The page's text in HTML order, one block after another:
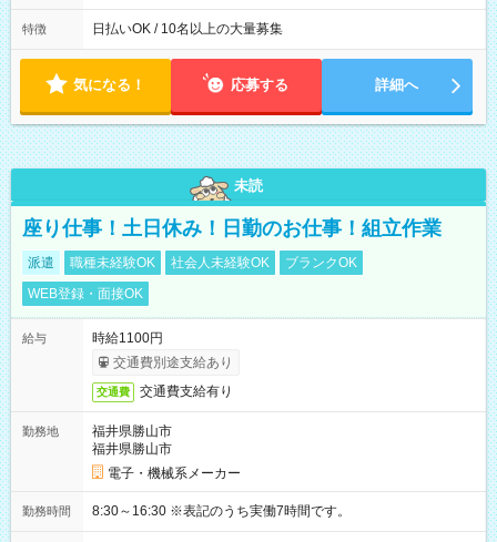
12時～21時
特徴 日払いOK / 10名以上の大量募集
気になる！ 応募する 詳細へ
未読
座り仕事！土日休み！日勤のお仕事！組立作業
派遣 職種未経験OK 社会人未経験OK
ブランクOK
WEB登録・面接OK
給与
時給1100円
交通費別途支給あり
交通費 交通費支給有り
勤務地
福井県勝山市
福井県勝山市
電子・機械系メーカー
勤務時間 8:30～16:30 ※表記のうち実働7時間です。